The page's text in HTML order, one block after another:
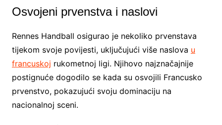
Osvojeni prvenstva i naslovi
Rennes Handball osigurao je nekoliko prvenstava
tijekom svoje povijesti, uključujući više naslova u
francuskoj rukometnoj ligi. Njihovo najznačajnije
postignuće dogodilo se kada su osvojili Francusko
prvenstvo, pokazujući svoju dominaciju na
nacionalnoj sceni.